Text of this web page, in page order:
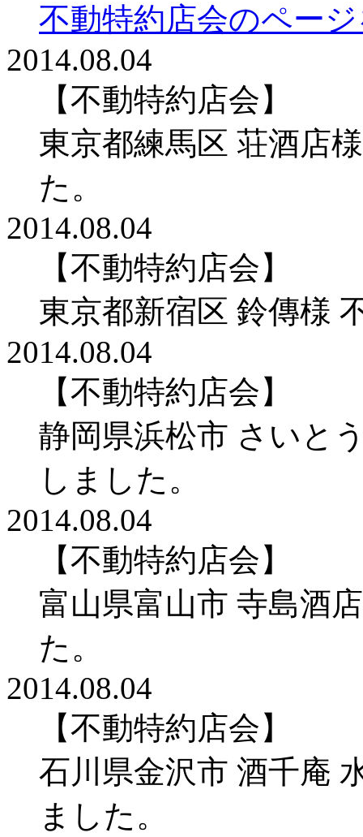
不動特約店会のペー
2014.08.04
【不動特約店会】
東京都練馬区 荘酒店
た。
2014.08.04
【不動特約店会】
東京都新宿区 鈴傳様
2014.08.04
【不動特約店会】
静岡県浜松市 さいと
しました。
2014.08.04
【不動特約店会】
富山県富山市 寺島酒
た。
2014.08.04
【不動特約店会】
石川県金沢市 酒千庵
ました。